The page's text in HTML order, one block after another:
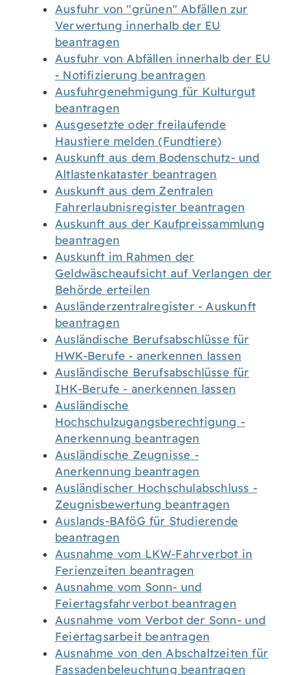
Ausfuhr von "grünen" Abfällen zur
Verwertung innerhalb der EU
beantragen
Ausfuhr von Abfällen innerhalb der EU
- Notifizierung beantragen
Ausfuhrgenehmigung für Kulturgut
beantragen
Ausgesetzte oder freilaufende
Haustiere melden (Fundtiere)
Auskunft aus dem Bodenschutz- und
Altlastenkataster beantragen
Auskunft aus dem Zentralen
Fahrerlaubnisregister beantragen
Auskunft aus der Kaufpreissammlung
beantragen
Auskunft im Rahmen der
Geldwäscheaufsicht auf Verlangen der
Behörde erteilen
Ausländerzentralregister - Auskunft
beantragen
Ausländische Berufsabschlüsse für
HWK-Berufe - anerkennen lassen
Ausländische Berufsabschlüsse für
IHK-Berufe - anerkennen lassen
Ausländische
Hochschulzugangsberechtigung -
Anerkennung beantragen
Ausländische Zeugnisse -
Anerkennung beantragen
Ausländischer Hochschulabschluss -
Zeugnisbewertung beantragen
Auslands-BAföG für Studierende
beantragen
Ausnahme vom LKW-Fahrverbot in
Ferienzeiten beantragen
Ausnahme vom Sonn- und
Feiertagsfahrverbot beantragen
Ausnahme vom Verbot der Sonn- und
Feiertagsarbeit beantragen
Ausnahme von den Abschaltzeiten für
Fassadenbeleuchtung beantragen